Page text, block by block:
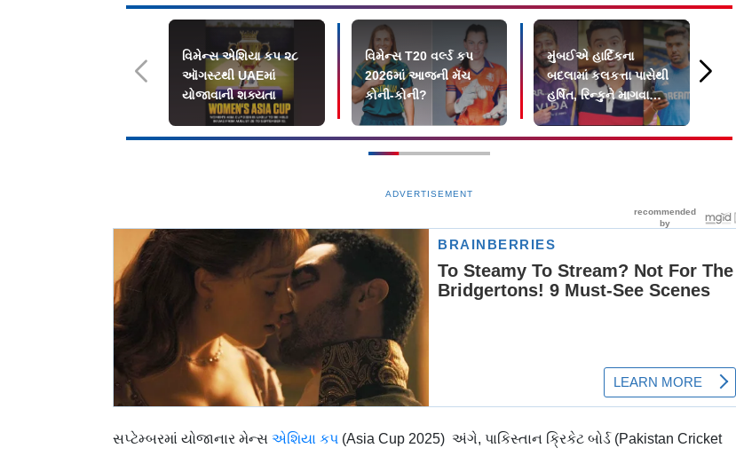
વિમેન્સ એશિયા કપ ૨૮
ઑગસ્ટથી UAEમાં
યોજાવાની શક્યતા
વિમેન્સ T20 વર્લ્ડ કપ
2026માં આજની મૅચ
કોની-કોની?
મુંબઈએ હાર્દિકના
બદલામાં કલકત્તા પાસેથી
હર્ષિત, રિન્કુને માગવા
જોઈએ : અશ્વિન
ADVERTISEMENT
સપ્ટેમ્બરમાં યોજાનાર મેન્સ એશિયા કપ (Asia Cup 2025) અંગે, પાકિસ્તાન ક્રિકેટ બોર્ડ (Pakistan Cricket